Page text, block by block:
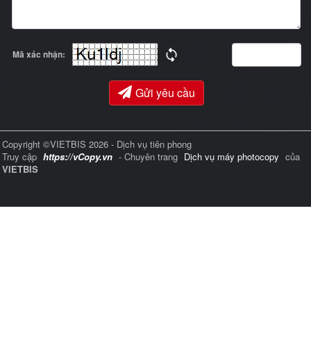
Mã xác nhận:
Gửi yêu cầu
Copyright ©VIETBIS 2026 - Dịch vụ tiên phong
Truy cập https://vCopy.vn - Chuyên trang Dịch vụ máy photocopy của
VIETBIS